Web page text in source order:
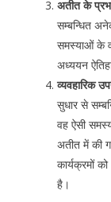
अतीत के
सम्बन्धित
समस्याओं के
अध्ययन
व्यवहारिक
सुधार से
वह ऐसी
अतीत में की
कार्यक्रमों
है।